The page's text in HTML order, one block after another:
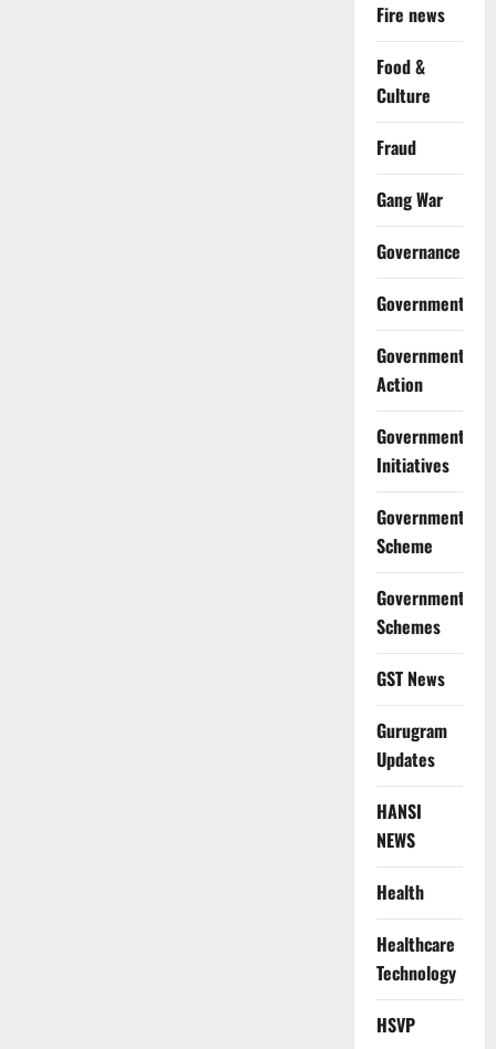
Fire news
Food &
Culture
Fraud
Gang War
Governance
Government
Government
Action
Government
Initiatives
Government
Scheme
Government
Schemes
GST News
Gurugram
Updates
HANSI
NEWS
Health
Healthcare
Technology
HSVP